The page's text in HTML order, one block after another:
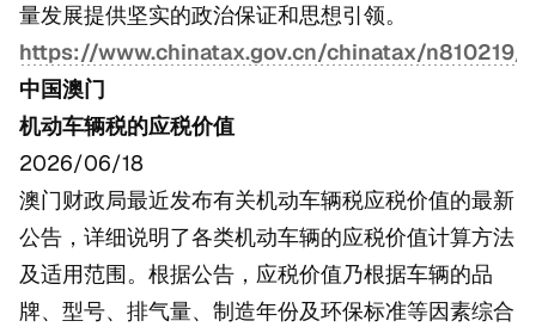
量发展提供坚实的政治保证和思想引领。
https://www.chinatax.gov.cn/chinatax/
中国澳门
机动车辆税的应税价值
2026/06/18
澳门财政局最近发布有关机动车辆税应税价值的最新
公告，详细说明了各类机动车辆的应税价值计算方法
及适用范围。根据公告，应税价值乃根据车辆的品
牌、型号、排气量、制造年份及环保标准等因素综合